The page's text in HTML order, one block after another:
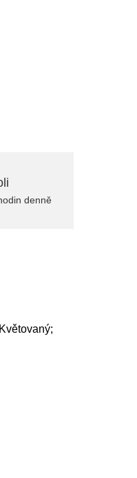
denně